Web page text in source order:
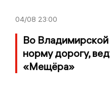
04/08 23:00
Во Владимирской
норму дорогу,
«Мещёра»